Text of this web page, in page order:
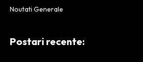
Noutati Generale
Postari recente: